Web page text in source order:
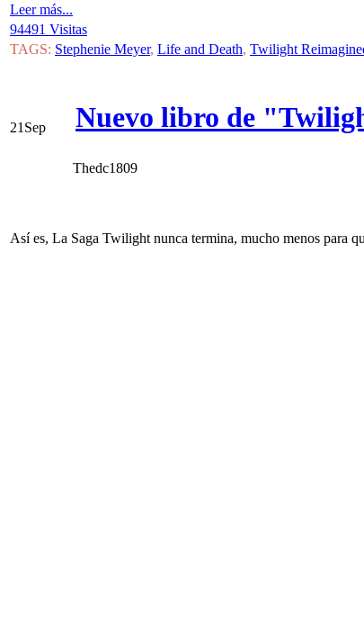
Leer más...
94491 Visitas
TAGS: Stephenie Meyer, Life and Death, Twilight
21 Sep Nuevo libro de
Thedc1809
Así es, La Saga Twilight nunca termina, mucho menos para